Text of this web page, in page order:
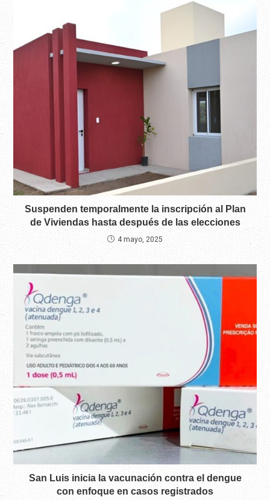
Suspenden temporalmente la inscripción al Plan
de Viviendas hasta después de las elecciones
4 mayo, 2025
San Luis inicia la vacunación contra el dengue
con enfoque en casos registrados